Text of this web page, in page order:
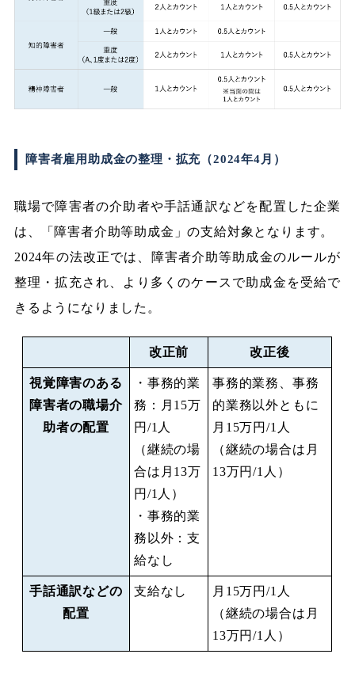
障害者雇用助成金の整理・拡充（2024年4月）
職場で障害者の介助者や手話通訳などを配置した企業
は、「障害者介助等助成金」の支給対象となります。
2024年の法改正では、障害者介助等助成金のルールが
整理・拡充され、より多くのケースで助成金を受給で
きるようになりました。
改正前 改正後
視覚障害のある
障害者の職場介
助者の配置
・事務的業
務：月15万
円/1人
（継続の場
合は月13万
円/1人）
・事務的業
務以外：支
給なし
事務的業務、事務
的業務以外ともに
月15万円/1人
（継続の場合は月
13万円/1人）
手話通訳などの
配置
支給なし
月15万円/1人
（継続の場合は月
13万円/1人）